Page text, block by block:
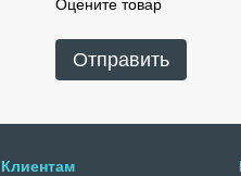
Оцените товар
Отправить
Клиентам